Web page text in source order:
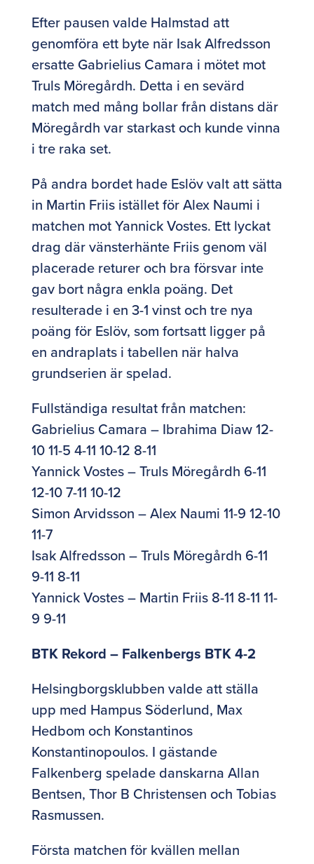
Efter pausen valde Halmstad att
genomföra ett byte när Isak Alfredsson
ersatte Gabrielius Camara i mötet mot
Truls Möregårdh. Detta i en sevärd
match med mång bollar från distans där
Möregårdh var starkast och kunde vinna
i tre raka set.
På andra bordet hade Eslöv valt att sätta
in Martin Friis istället för Alex Naumi i
matchen mot Yannick Vostes. Ett lyckat
drag där vänsterhänte Friis genom väl
placerade returer och bra försvar inte
gav bort några enkla poäng. Det
resulterade i en 3-1 vinst och tre nya
poäng för Eslöv, som fortsatt ligger på
en andraplats i tabellen när halva
grundserien är spelad.
Fullständiga resultat från matchen:
Gabrielius Camara – Ibrahima Diaw 12-
10 11-5 4-11 10-12 8-11
Yannick Vostes – Truls Möregårdh 6-11
12-10 7-11 10-12
Simon Arvidsson – Alex Naumi 11-9 12-10
11-7
Isak Alfredsson – Truls Möregårdh 6-11
9-11 8-11
Yannick Vostes – Martin Friis 8-11 8-11 11-
9 9-11
BTK Rekord – Falkenbergs BTK 4-2
Helsingborgsklubben valde att ställa
upp med Hampus Söderlund, Max
Hedbom och Konstantinos
Konstantinopoulos. I gästande
Falkenberg spelade danskarna Allan
Bentsen, Thor B Christensen och Tobias
Rasmussen.
Första matchen för kvällen mellan